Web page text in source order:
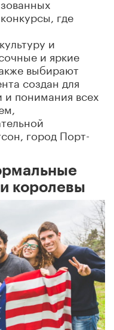
где
и
и яркие
выбирают
создан для
понимания всех
город Порт-
королевы